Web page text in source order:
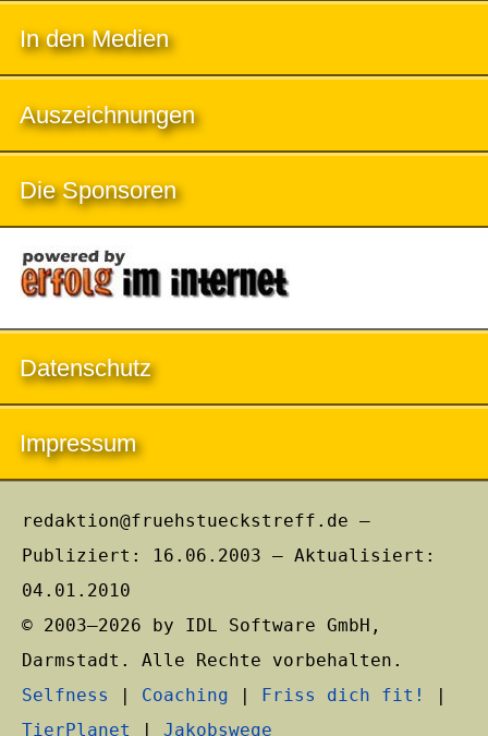
In den Medien
Auszeichnungen
Die Sponsoren
Datenschutz
Impressum
redaktion@fruehstueckstreff.de –
Publiziert: 16.06.2003 – Aktualisiert:
04.01.2010
© 2003–2026 by IDL Software GmbH,
Darmstadt. Alle Rechte vorbehalten.
Selfness
Coaching Friss dich fit!
TierPlanet
Jakobswege